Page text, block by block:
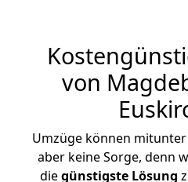
von
Umzüge können
aber keine Sorge, denn
diegünstigste Lösung